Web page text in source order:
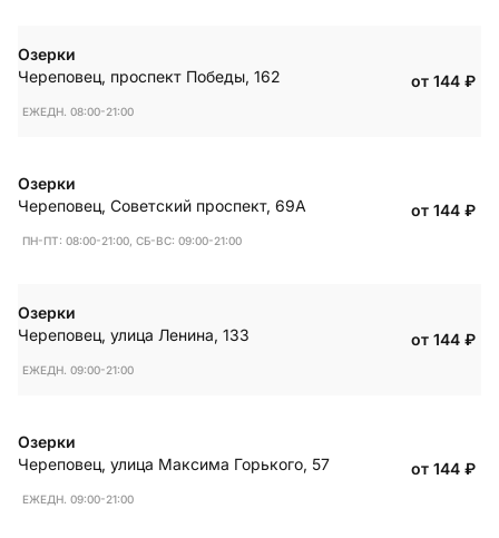
Озерки
Череповец, проспект Победы, 162
ЕЖЕДН. 08:00-21:00
от 144 ₽
Озерки
Череповец, Советский проспект, 69А
ПН-ПТ: 08:00-21:00, СБ-ВС: 09:00-21:00
от 144 ₽
Озерки
Череповец, улица Ленина, 133
ЕЖЕДН. 09:00-21:00
от 144 ₽
Озерки
Череповец, улица Максима Горького, 57
ЕЖЕДН. 09:00-21:00
от 144 ₽